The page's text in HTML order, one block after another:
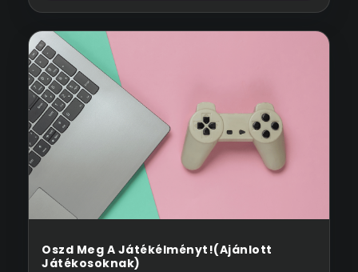
Oszd Meg A Játékélményt!(Ajánlott
Játékosoknak)